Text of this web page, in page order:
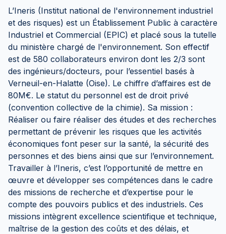
L’Ineris (Institut national de l'environnement industriel
et des risques) est un Établissement Public à caractère
Industriel et Commercial (EPIC) et placé sous la tutelle
du ministère chargé de l'environnement. Son effectif
est de 580 collaborateurs environ dont les 2/3 sont
des ingénieurs/docteurs, pour l’essentiel basés à
Verneuil-en-Halatte (Oise). Le chiffre d’affaires est de
80M€. Le statut du personnel est de droit privé
(convention collective de la chimie). Sa mission :
Réaliser ou faire réaliser des études et des recherches
permettant de prévenir les risques que les activités
économiques font peser sur la santé, la sécurité des
personnes et des biens ainsi que sur l’environnement.
Travailler à l’Ineris, c’est l’opportunité de mettre en
œuvre et développer ses compétences dans le cadre
des missions de recherche et d’expertise pour le
compte des pouvoirs publics et des industriels. Ces
missions intègrent excellence scientifique et technique,
maîtrise de la gestion des coûts et des délais, et